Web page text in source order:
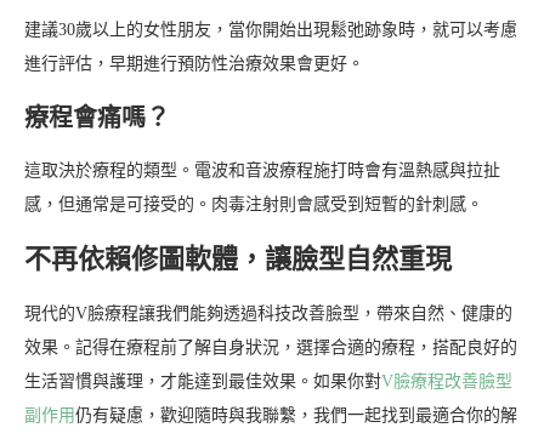
建議30歲以上的女性朋友，當你開始出現鬆弛跡象時，就可以考慮
進行評估，早期進行預防性治療效果會更好。
療程會痛嗎？
這取決於療程的類型。電波和音波療程施打時會有溫熱感與拉扯
感，但通常是可接受的。肉毒注射則會感受到短暫的針刺感。
不再依賴修圖軟體，讓臉型自然重現
現代的V臉療程讓我們能夠透過科技改善臉型，帶來自然、健康的
效果。記得在療程前了解自身狀況，選擇合適的療程，搭配良好的
生活習慣與護理，才能達到最佳效果。如果你對V臉療程改善臉型
副作用仍有疑慮，歡迎隨時與我聯繫，我們一起找到最適合你的解